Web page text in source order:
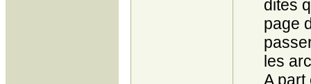
dites
page
les
A part